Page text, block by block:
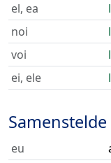
el, ea
noi
voi
ei, ele
eu